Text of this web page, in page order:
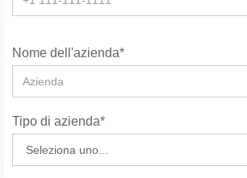
Nome dell'azienda*
Tipo di azienda*